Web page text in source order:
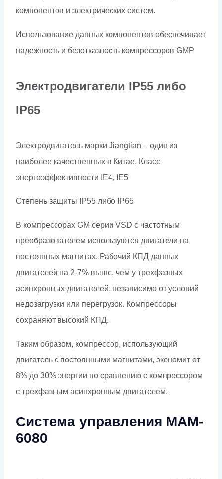
компонентов и электрических систем.
Использование данных компонентов обеспечивает
надежность и безотказность компрессоров GMP
Электродвигатели IP55 либо
IP65
Электродвигатель марки Jiangtian – один из
наиболее качественных в Китае, Класс
энергоэффективности IE4, IE5
Степень защиты IP55 либо IP65
В компрессорах GM серии VSD с частотным
преобразователем используются двигатели на
постоянных магнитах. Рабочий КПД данных
двигателей на 2-7% выше, чем у трехфазных
асинхронных двигателей, независимо от условий
недозагрузки или перегрузок. Компрессоры
сохраняют высокий КПД.
Таким образом, компрессор, использующий
двигатель с постоянными магнитами, экономит от
8% до 30% энергии по сравнению с компрессором
с трехфазным асинхронным двигателем.
Система управления MAM-
6080